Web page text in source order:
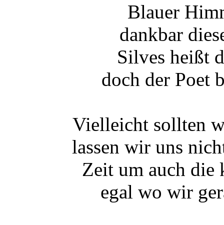
Blauer
dankbar
Silves heißt
doch der Poet
Vielleicht sollten
lassen wir uns
Zeit um auch die
egal wo wir